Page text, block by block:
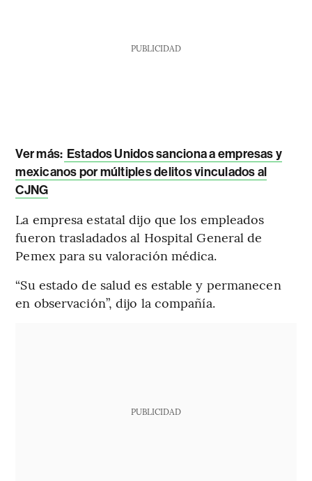
PUBLICIDAD
Ver más: Estados Unidos sanciona a empresas y
mexicanos por múltiples delitos vinculados al
CJNG
La empresa estatal dijo que los empleados
fueron trasladados al Hospital General de
Pemex para su valoración médica.
“Su estado de salud es estable y permanecen
en observación”, dijo la compañía.
PUBLICIDAD